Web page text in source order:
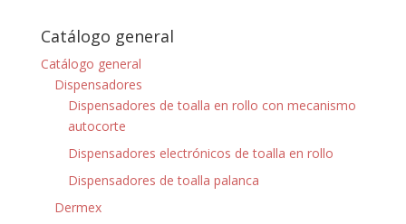
Catálogo general
Catálogo general
Dispensadores
Dispensadores de toalla en rollo con mecanismo
autocorte
Dispensadores electrónicos de toalla en rollo
Dispensadores de toalla palanca
Dermex